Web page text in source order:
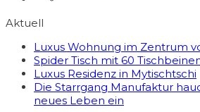
Aktuell
Luxus Wohnung im Zentrum
Spider Tisch mit 60
Luxus Residenz in Mytischtschi
Die Starrgang Manufaktur
neues Leben ein